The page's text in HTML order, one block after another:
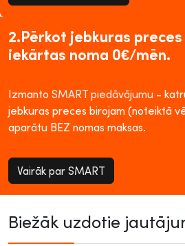
2.Pērkot jebkuras
iekārtas noma 0€/mēn.
Izmanto SMART piedāvājumu -
jebkuras preces birojam (noteiktā
aparātu BEZ nomas maksas.
Vairāk par SMART
Biežāk uzdotie